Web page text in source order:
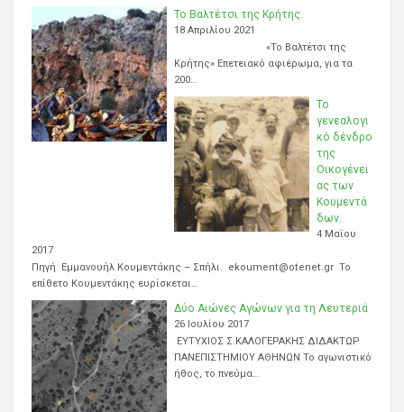
Το Βαλτέτσι της Κρήτης.
18 Απριλίου 2021
«Το Βαλτέτσι της
Κρήτης» Επετειακό αφιέρωμα, για τα
200…
Το
γενεαλογι
κό δένδρο
της
Οικογένει
ας των
Κουμεντά
δων.
4 Μαΐου
2017
Πηγή Εμμανουήλ Κουμεντάκης – Σπήλι. ekoument@otenet.gr Το
επίθετο Κουμεντάκης ευρίσκεται…
Δύο Αιώνες Αγώνων για τη Λευτεριά
26 Ιουλίου 2017
ΕΥΤΥΧΙΟΣ Σ.ΚΑΛΟΓΕΡΑΚΗΣ ΔΙΔΑΚΤΩΡ
ΠΑΝΕΠΙΣΤΗΜΙΟΥ ΑΘΗΝΩΝ Το αγωνιστικό
ήθος, το πνεύμα…